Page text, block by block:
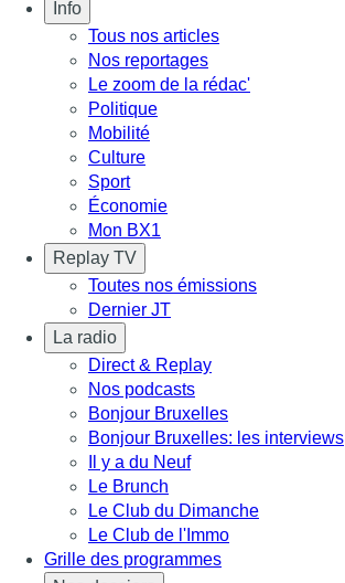
Info
Tous nos articles
Nos reportages
Le zoom de la rédac'
Politique
Mobilité
Culture
Sport
Économie
Mon BX1
Replay TV
Toutes nos émissions
Dernier JT
La radio
Direct & Replay
Nos podcasts
Bonjour Bruxelles
Bonjour Bruxelles: les interviews
Il y a du Neuf
Le Brunch
Le Club du Dimanche
Le Club de l'Immo
Grille des programmes